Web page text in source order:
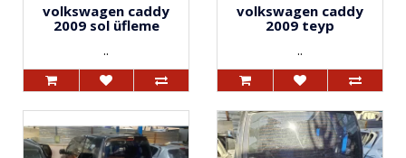
volkswagen caddy
2009 sol üfleme
..
volkswagen caddy
2009 teyp
..